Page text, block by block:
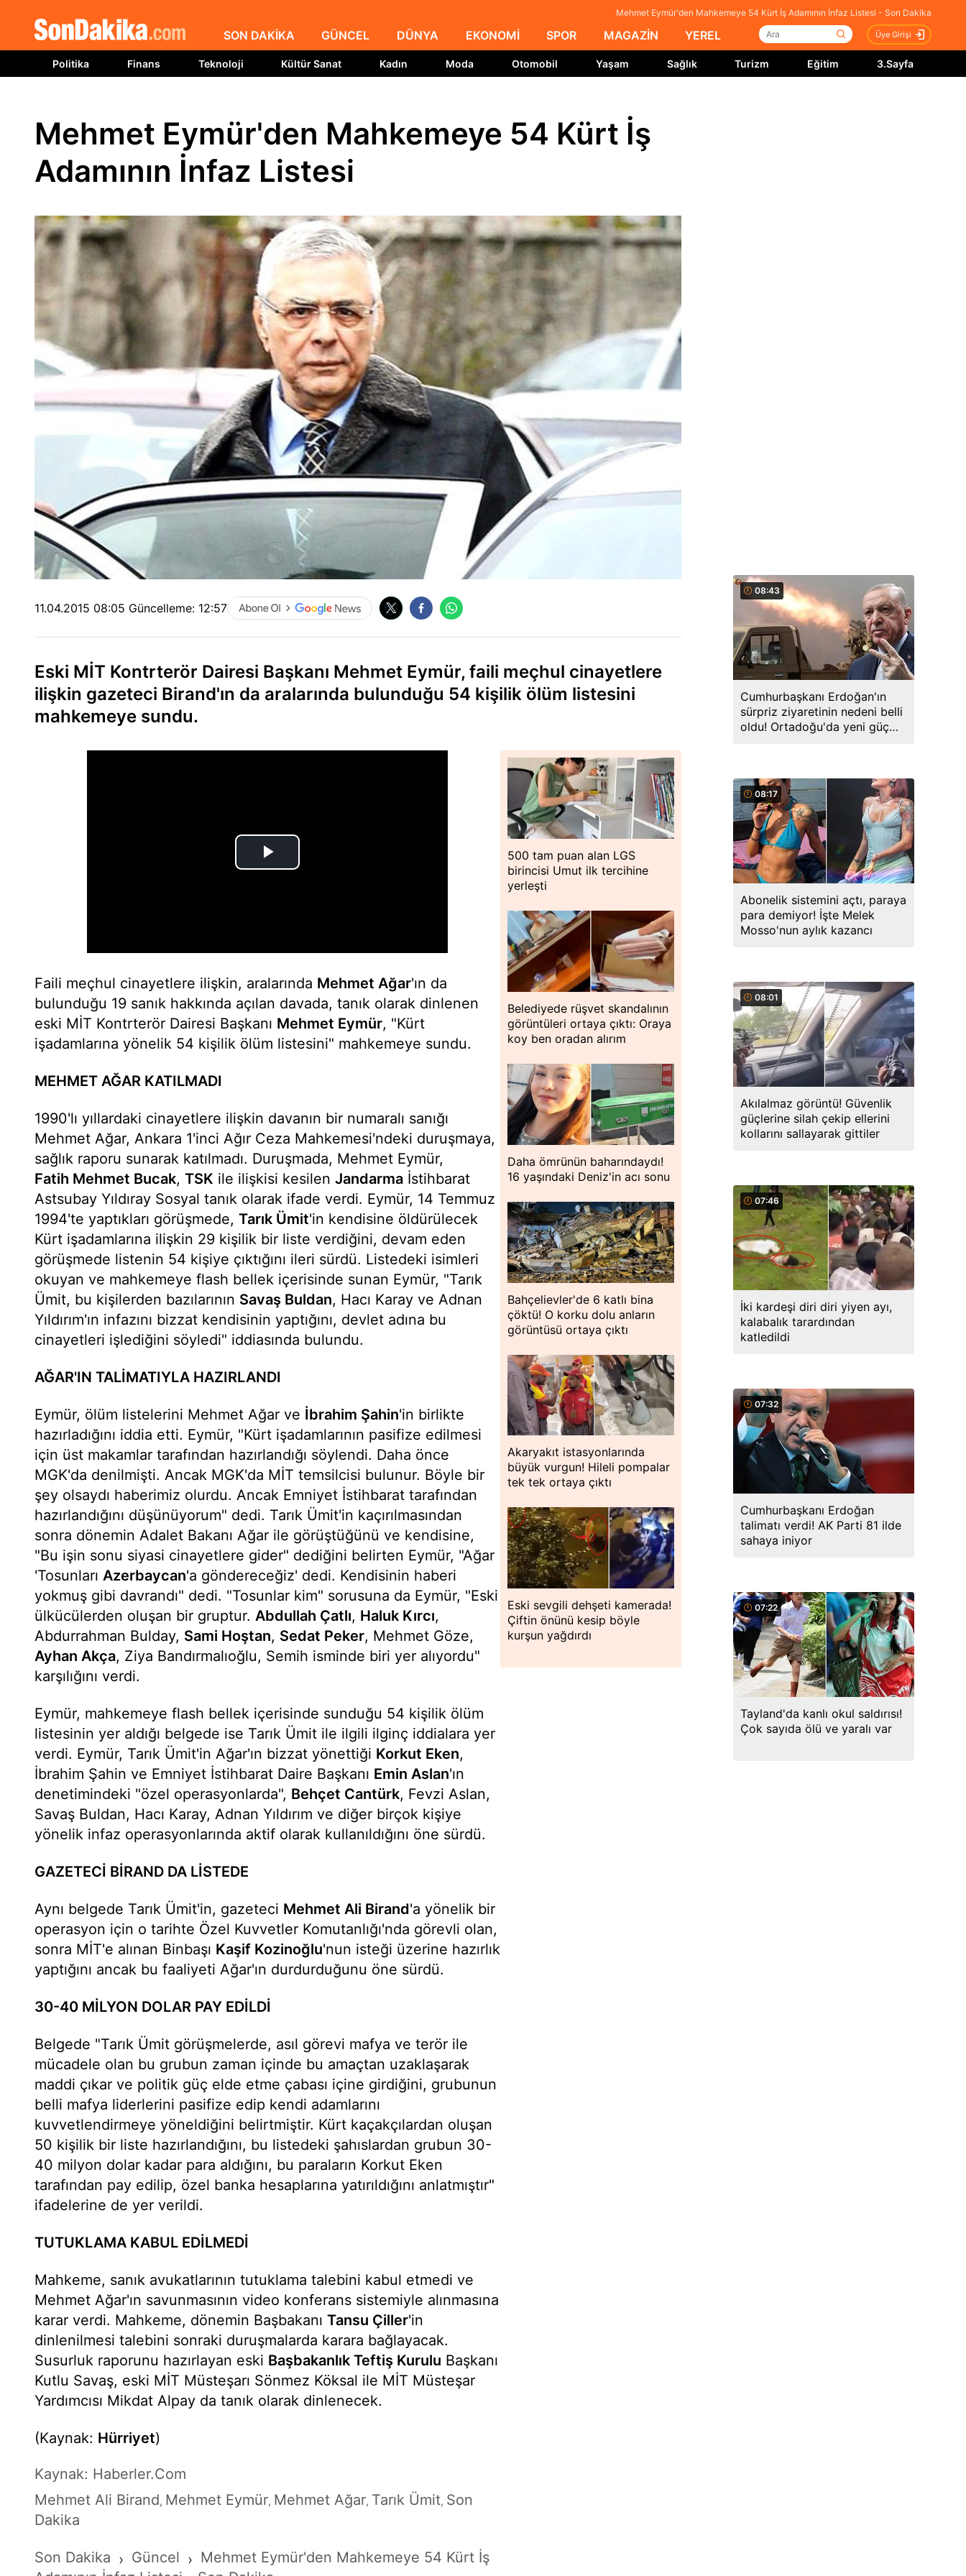
Mehmet Eymür'den Mahkemeye 54 Kürt İş Adamının İnfaz Listesi - Son Dakika
SON DAKİKA GÜNCEL DÜNYA EKONOMİ SPOR MAGAZİN YEREL Üye Girişi
Politika Finans Teknoloji Kültür Sanat Kadın Moda Otomobil Yaşam Sağlık Turizm Eğitim 3.Sayfa
Mehmet Eymür'den Mahkemeye 54 Kürt İş
Adamının İnfaz Listesi
11.04.2015 08:05 Güncelleme: 12:57
Eski MİT Kontrterör Dairesi Başkanı Mehmet Eymür, faili meçhul cinayetlere
ilişkin gazeteci Birand'ın da aralarında bulunduğu 54 kişilik ölüm listesini
mahkemeye sundu.
Faili meçhul cinayetlere ilişkin, aralarında Mehmet Ağar'ın da
bulunduğu 19 sanık hakkında açılan davada, tanık olarak dinlenen
eski MİT Kontrterör Dairesi Başkanı Mehmet Eymür, "Kürt
işadamlarına yönelik 54 kişilik ölüm listesini" mahkemeye sundu.
MEHMET AĞAR KATILMADI
1990'lı yıllardaki cinayetlere ilişkin davanın bir numaralı sanığı
Mehmet Ağar, Ankara 1'inci Ağır Ceza Mahkemesi'ndeki duruşmaya,
sağlık raporu sunarak katılmadı. Duruşmada, Mehmet Eymür,
Fatih Mehmet Bucak, TSK ile ilişkisi kesilen Jandarma İstihbarat
Astsubay Yıldıray Sosyal tanık olarak ifade verdi. Eymür, 14 Temmuz
1994'te yaptıkları görüşmede, Tarık Ümit'in kendisine öldürülecek
Kürt işadamlarına ilişkin 29 kişilik bir liste verdiğini, devam eden
görüşmede listenin 54 kişiye çıktığını ileri sürdü. Listedeki isimleri
okuyan ve mahkemeye flash bellek içerisinde sunan Eymür, "Tarık
Ümit, bu kişilerden bazılarının Savaş Buldan, Hacı Karay ve Adnan
Yıldırım'ın infazını bizzat kendisinin yaptığını, devlet adına bu
cinayetleri işlediğini söyledi" iddiasında bulundu.
AĞAR'IN TALİMATIYLA HAZIRLANDI
Eymür, ölüm listelerini Mehmet Ağar ve İbrahim Şahin'in birlikte
hazırladığını iddia etti. Eymür, "Kürt işadamlarının pasifize edilmesi
için üst makamlar tarafından hazırlandığı söylendi. Daha önce
MGK'da denilmişti. Ancak MGK'da MİT temsilcisi bulunur. Böyle bir
şey olsaydı haberimiz olurdu. Ancak Emniyet İstihbarat tarafından
hazırlandığını düşünüyorum" dedi. Tarık Ümit'in kaçırılmasından
sonra dönemin Adalet Bakanı Ağar ile görüştüğünü ve kendisine,
"Bu işin sonu siyasi cinayetlere gider" dediğini belirten Eymür, "Ağar
'Tosunları Azerbaycan'a göndereceğiz' dedi. Kendisinin haberi
yokmuş gibi davrandı" dedi. "Tosunlar kim" sorusuna da Eymür, "Eski
ülkücülerden oluşan bir gruptur. Abdullah Çatlı, Haluk Kırcı,
Abdurrahman Bulday, Sami Hoştan, Sedat Peker, Mehmet Göze,
Ayhan Akça, Ziya Bandırmalıoğlu, Semih isminde biri yer alıyordu"
karşılığını verdi.
Eymür, mahkemeye flash bellek içerisinde sunduğu 54 kişilik ölüm
listesinin yer aldığı belgede ise Tarık Ümit ile ilgili ilginç iddialara yer
verdi. Eymür, Tarık Ümit'in Ağar'ın bizzat yönettiği Korkut Eken,
İbrahim Şahin ve Emniyet İstihbarat Daire Başkanı Emin Aslan'ın
denetimindeki "özel operasyonlarda", Behçet Cantürk, Fevzi Aslan,
Savaş Buldan, Hacı Karay, Adnan Yıldırım ve diğer birçok kişiye
yönelik infaz operasyonlarında aktif olarak kullanıldığını öne sürdü.
GAZETECİ BİRAND DA LİSTEDE
Aynı belgede Tarık Ümit'in, gazeteci Mehmet Ali Birand'a yönelik bir
operasyon için o tarihte Özel Kuvvetler Komutanlığı'nda görevli olan,
sonra MİT'e alınan Binbaşı Kaşif Kozinoğlu'nun isteği üzerine hazırlık
yaptığını ancak bu faaliyeti Ağar'ın durdurduğunu öne sürdü.
30-40 MİLYON DOLAR PAY EDİLDİ
Belgede "Tarık Ümit görüşmelerde, asıl görevi mafya ve terör ile
mücadele olan bu grubun zaman içinde bu amaçtan uzaklaşarak
maddi çıkar ve politik güç elde etme çabası içine girdiğini, grubunun
belli mafya liderlerini pasifize edip kendi adamlarını
kuvvetlendirmeye yöneldiğini belirtmiştir. Kürt kaçakçılardan oluşan
50 kişilik bir liste hazırlandığını, bu listedeki şahıslardan grubun 30-
40 milyon dolar kadar para aldığını, bu paraların Korkut Eken
tarafından pay edilip, özel banka hesaplarına yatırıldığını anlatmıştır"
ifadelerine de yer verildi.
TUTUKLAMA KABUL EDİLMEDİ
Mahkeme, sanık avukatlarının tutuklama talebini kabul etmedi ve
Mehmet Ağar'ın savunmasının video konferans sistemiyle alınmasına
karar verdi. Mahkeme, dönemin Başbakanı Tansu Çiller'in
dinlenilmesi talebini sonraki duruşmalarda karara bağlayacak.
Susurluk raporunu hazırlayan eski Başbakanlık Teftiş Kurulu Başkanı
Kutlu Savaş, eski MİT Müsteşarı Sönmez Köksal ile MİT Müsteşar
Yardımcısı Mikdat Alpay da tanık olarak dinlenecek.
(Kaynak: Hürriyet)
Kaynak: Haberler.Com
Mehmet Ali Birand, Mehmet Eymür, Mehmet Ağar, Tarık Ümit, Son
Dakika
Son Dakika › Güncel › Mehmet Eymür'den Mahkemeye 54 Kürt İş
500 tam puan alan LGS
birincisi Umut ilk tercihine
yerleşti
Belediyede rüşvet skandalının
görüntüleri ortaya çıktı: Oraya
koy ben oradan alırım
Daha ömrünün baharındaydı!
16 yaşındaki Deniz'in acı sonu
Bahçelievler'de 6 katlı bina
çöktü! O korku dolu anların
görüntüsü ortaya çıktı
Akaryakıt istasyonlarında
büyük vurgun! Hileli pompalar
tek tek ortaya çıktı
Eski sevgili dehşeti kamerada!
Çiftin önünü kesip böyle
kurşun yağdırdı
08:43
Cumhurbaşkanı Erdoğan'ın
sürpriz ziyaretinin nedeni belli
oldu! Ortadoğu'da yeni güç
08:17
Abonelik sistemini açtı, paraya
para demiyor! İşte Melek
Mosso'nun aylık kazancı
08:01
Akılalmaz görüntü! Güvenlik
güçlerine silah çekip ellerini
kollarını sallayarak gittiler
07:46
İki kardeşi diri diri yiyen ayı,
kalabalık tarardından
katledildi
07:32
Cumhurbaşkanı Erdoğan
talimatı verdi! AK Parti 81 ilde
sahaya iniyor
07:22
Tayland'da kanlı okul saldırısı!
Çok sayıda ölü ve yaralı var